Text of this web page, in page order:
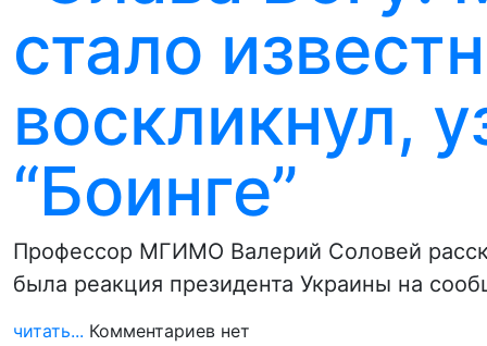
стало
воскликнул,
“Боинге”
Профессор МГИМО Валерий Соловей
была реакция президента Украины на
читать... Комментариев нет